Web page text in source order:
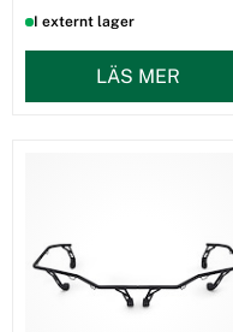
I externt lager
LÄS MER